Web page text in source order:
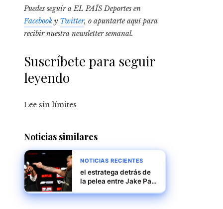
Puedes seguir a EL PAÍS Deportes en
Facebook y Twitter, o apuntarte aquí para
recibirnuestra newsletter semanal.
Suscríbete para seguir
leyendo
Lee sin límites
Noticias similares
NOTICIAS RECIENTES
el estratega detrás de
la pelea entre Jake Paul